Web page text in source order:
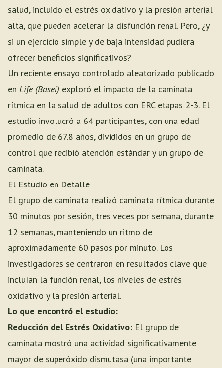
salud, incluido el estrés oxidativo y la presión arterial
alta, que pueden acelerar la disfunción renal. Pero, ¿y
si un ejercicio simple y de baja intensidad pudiera
ofrecer beneficios significativos?
Un reciente ensayo controlado aleatorizado publicado
en Life (Basel) exploró el impacto de la caminata
rítmica en la salud de adultos con ERC etapas 2-3. El
estudio involucró a 64 participantes, con una edad
promedio de 67.8 años, divididos en un grupo de
control que recibió atención estándar y un grupo de
caminata.
El Estudio en Detalle
El grupo de caminata realizó caminata rítmica durante
30 minutos por sesión, tres veces por semana, durante
12 semanas, manteniendo un ritmo de
aproximadamente 60 pasos por minuto. Los
investigadores se centraron en resultados clave que
incluían la función renal, los niveles de estrés
oxidativo y la presión arterial.
Lo que encontró el estudio:
Reducción del Estrés Oxidativo: El grupo de
caminata mostró una actividad significativamente
mayor de superóxido dismutasa (una importante